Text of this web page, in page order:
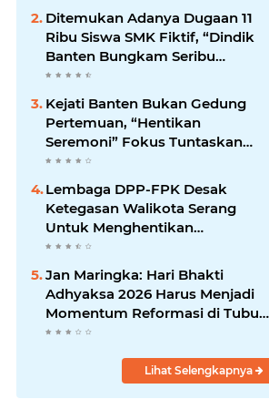
Ditemukan Adanya Dugaan 11
Ribu Siswa SMK Fiktif, “Dindik
Banten Bungkam Seribu
Bahasa”
Kejati Banten Bukan Gedung
Pertemuan, “Hentikan
Seremoni” Fokus Tuntaskan
Korupsi!
Lembaga DPP-FPK Desak
Ketegasan Walikota Serang
Untuk Menghentikan
Sementara Revitalisasi Alun-
Jan Maringka: Hari Bhakti
Adhyaksa 2026 Harus Menjadi
Momentum Reformasi di Tubuh
Kejaksaan
Lihat Selengkapnya